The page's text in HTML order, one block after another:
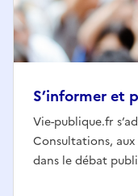
S’informer et
Vie-publique.fr
Consultations,
dans le débat